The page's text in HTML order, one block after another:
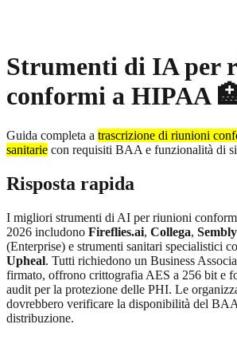
Strumenti di IA per
conformi a HIPAA
Guida completa a trascrizione di riunioni
sanitarie con requisiti BAA e funzionalità di
Risposta rapida
I migliori strumenti di AI per riunioni
2026 includono Fireflies.ai, Collega,
(Enterprise) e strumenti sanitari specialistici
Upheal. Tutti richiedono un Business
firmato, offrono crittografia AES a 256 bit e
audit per la protezione delle PHI. Le
dovrebbero verificare la disponibilità del
distribuzione.